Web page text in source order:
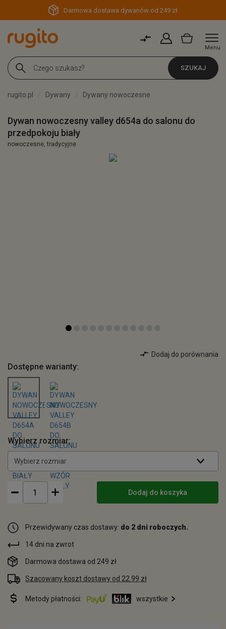
Darmowa dostawa dywanów od 249 zł
Menu
SZUKAJ
rugito.pl Dywany Dywany nowoczesne
Dywan nowoczesny valley d654a do salonu do
przedpokoju biały
nowoczesne, tradycyjne
Dodaj do porównania
Dostępne warianty:
Wybierz rozmiar:
Wybierz rozmiar
Dodaj do koszyka
Przewidywany czas dostawy: do 2 dni roboczych.
14 dni na zwrot
Darmowa dostawa od 249 zł
Szacowany koszt dostawy od 22.99 zł
Metody płatności: wszystkie